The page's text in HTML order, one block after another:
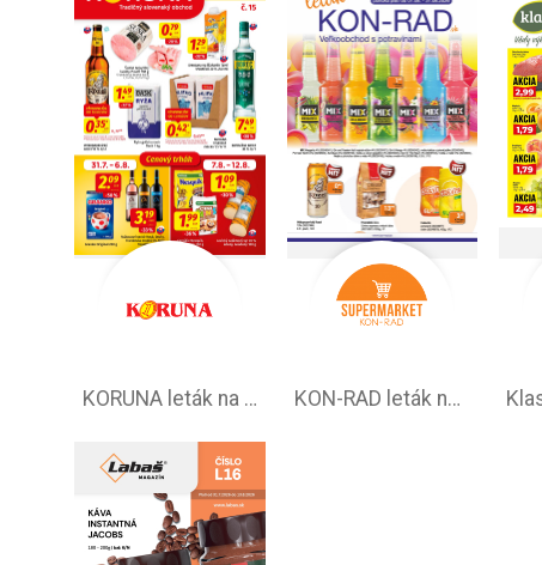
KORUNA leták na tento týždeň KON-RAD leták na tento týždeň